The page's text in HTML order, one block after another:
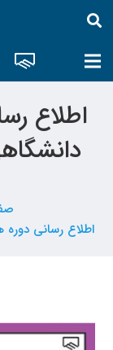
اطلاع
اطلاع رسانی دوره